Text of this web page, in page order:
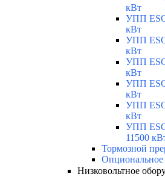
кВт
УПП
кВт
УПП
кВт
УПП
кВт
УПП
кВт
УПП
кВт
УПП
11500
Тормозной
Опциональное
Низковольтное